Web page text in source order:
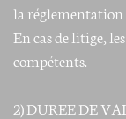
la réglementation
En cas de litige,
compétents.
2) DUREE DE